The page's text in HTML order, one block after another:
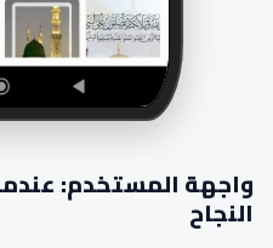
واجهة المستخدم:
النجاح